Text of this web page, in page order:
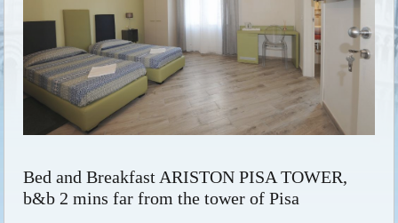
Bed and Breakfast ARISTON PISA TOWER,
b&b 2 mins far from the tower of Pisa